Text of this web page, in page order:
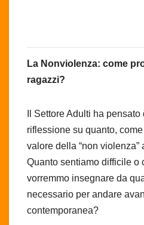
La Nonviolenza: come
ragazzi?
Il Settore Adulti ha
riflessione su quanto,
valore della “non
Quanto sentiamo difficile o
vorremmo insegnare da
necessario per andare
contemporanea?